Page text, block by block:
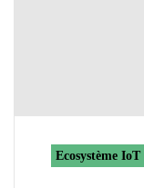
Ecosystème IoT